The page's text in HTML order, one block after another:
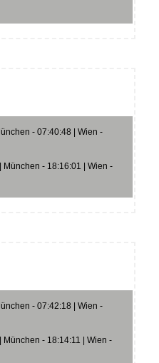
- 07:40:48 | Wien -
- 18:16:01 | Wien -
- 07:42:18 | Wien -
- 18:14:11 | Wien -